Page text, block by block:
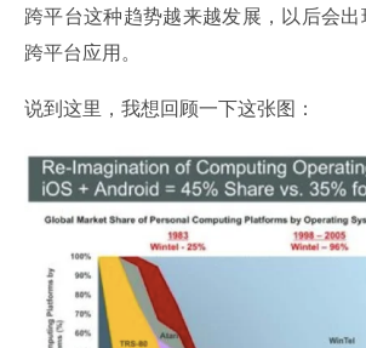
跨平台这种趋势越来越发展，以后会
跨平台应用。
说到这里，我想回顾一下这张图：